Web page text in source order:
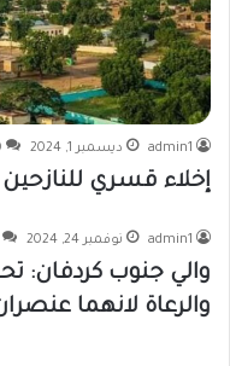
admin1 ديسمبر 1, 2024
إخلاء قسري
admin1 نوفمبر 24, 2024
والي جنوب كردفان:
والرعاة لانهما